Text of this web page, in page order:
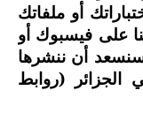
متوسط
المتوسط
أو ملفاتك
على فيسبوك أو
سنسعد أن ننشرها
الجزائر (روابط